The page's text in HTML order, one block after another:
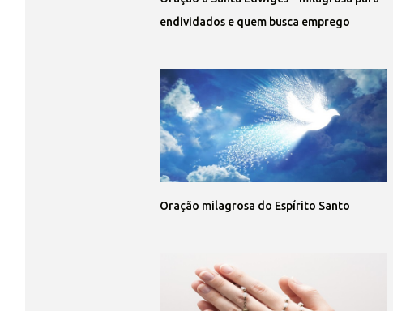
endividados e quem busca emprego
Oração milagrosa do Espírito Santo